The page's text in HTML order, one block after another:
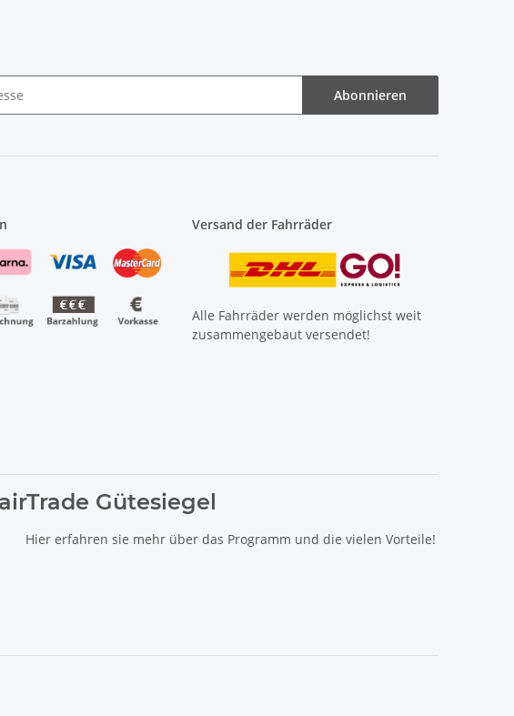
Abonnieren
Versand der Fahrräder
Alle Fahrräder werden möglichst weit
zusammengebaut versendet!
Gütesiegel
Hier erfahren sie mehr über das Programm und die vielen Vorteile!